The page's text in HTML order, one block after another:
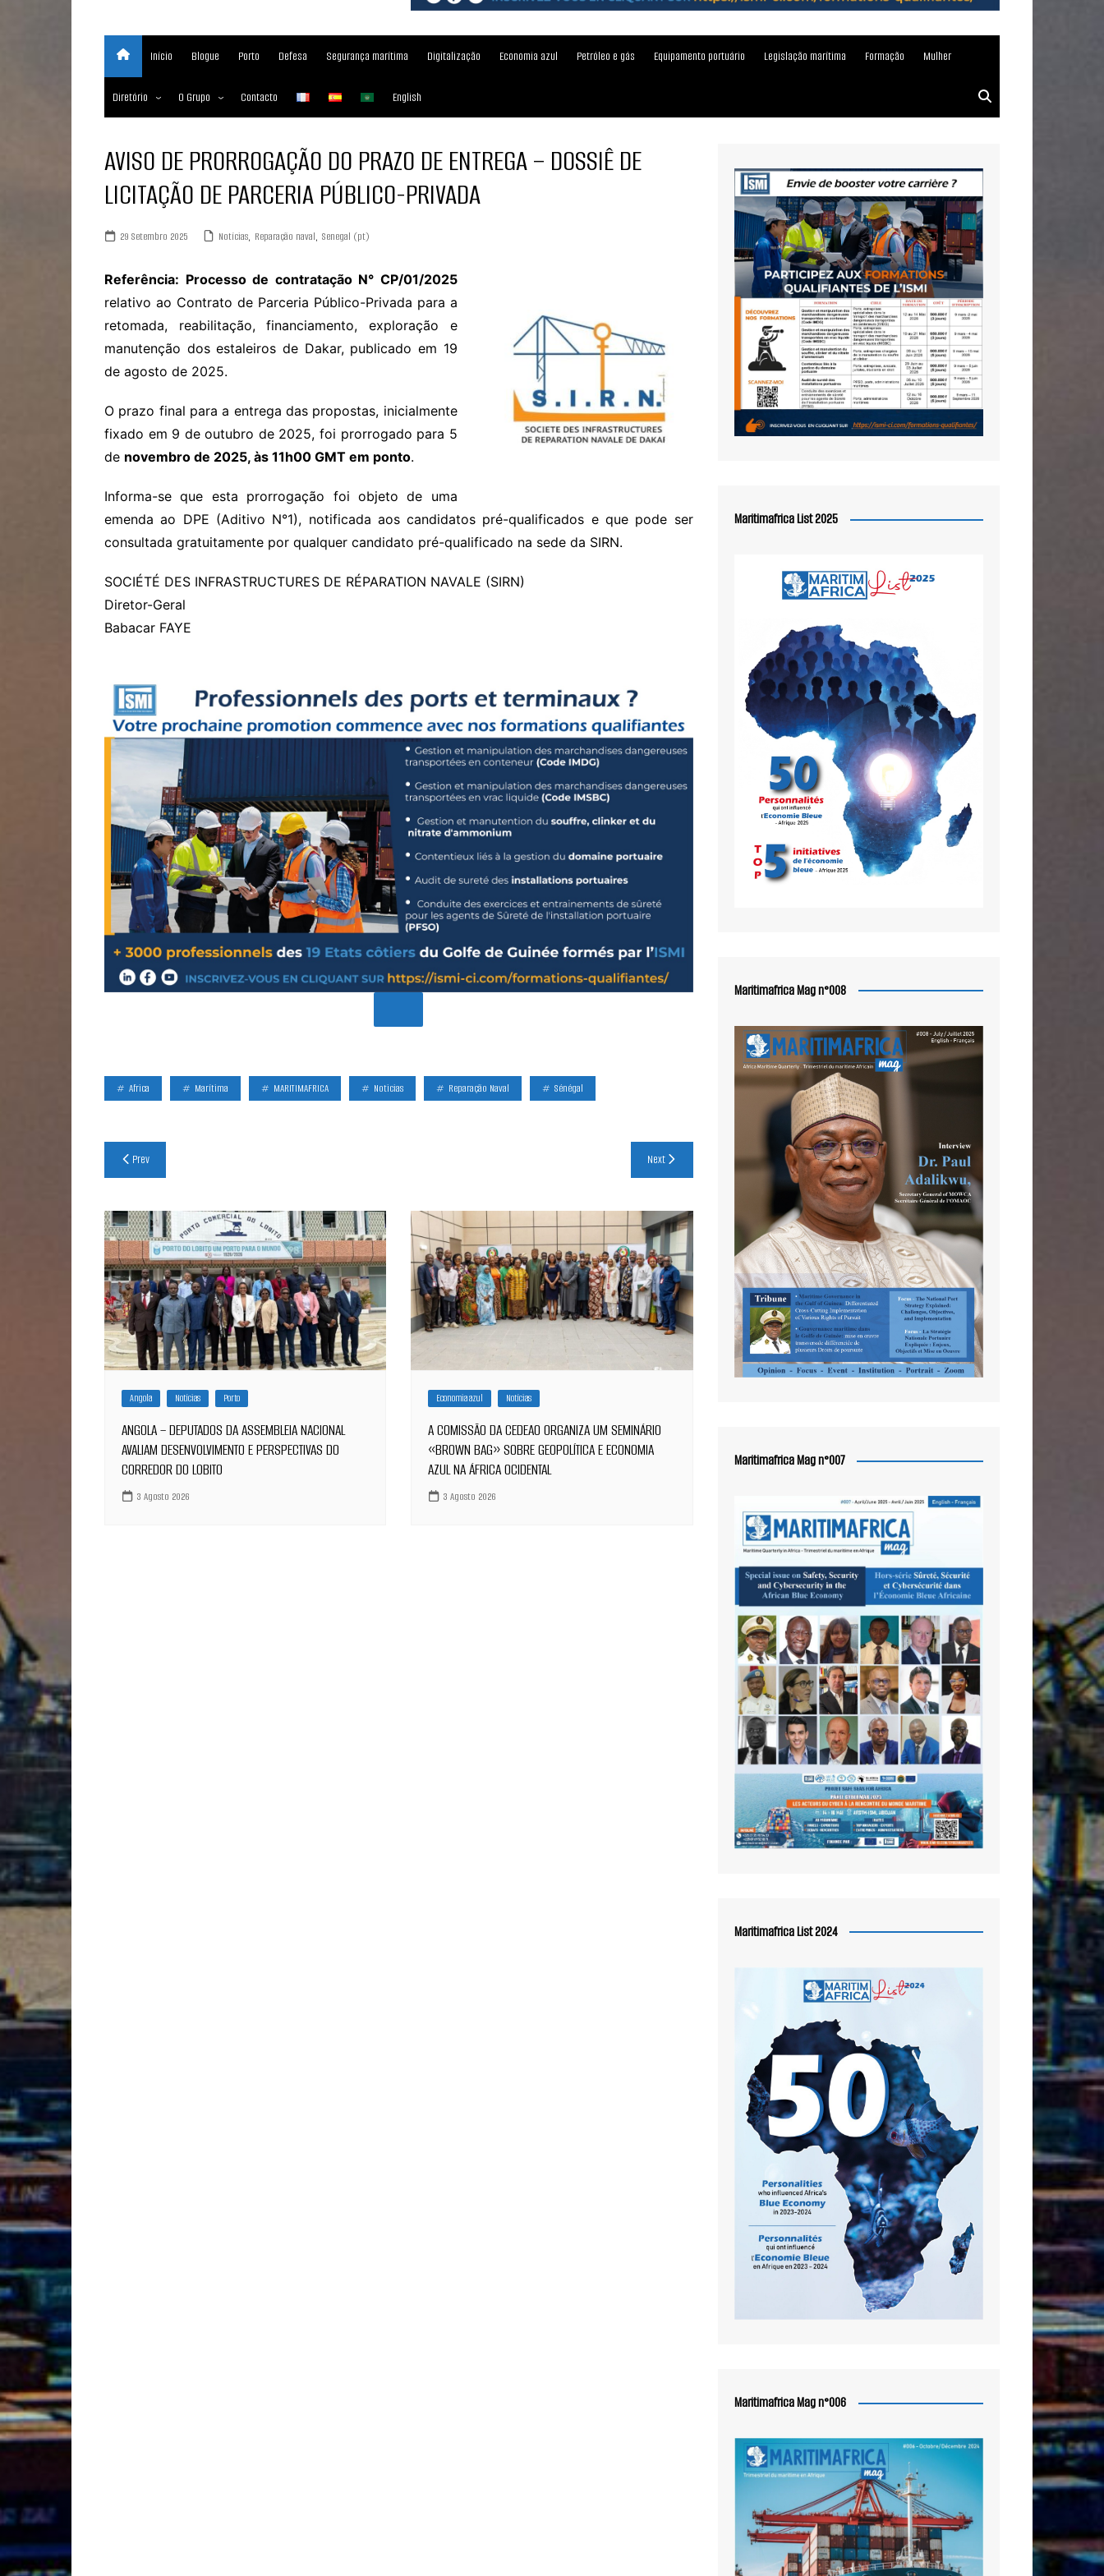
Início Blogue Porto Defesa Segurança marítima Digitalização Economia azul Petróleo e gás Equipamento portuário Legislação marítima Formação Mulher
Diretório O Grupo
Nossos Serviços
Media Partner 2019 – 2023
Contacto English
AVISO DE PRORROGAÇÃO DO PRAZO DE ENTREGA – DOSSIÊ DE
LICITAÇÃO DE PARCERIA PÚBLICO-PRIVADA
29 Setembro 2025 Notícias, Reparação naval, Senegal (pt)
Referência: Processo de contratação N° CP/01/2025
relativo ao Contrato de Parceria Público-Privada para a
retomada, reabilitação, financiamento, exploração e
manutenção dos estaleiros de Dakar, publicado em 19
de agosto de 2025.
O prazo final para a entrega das propostas, inicialmente
fixado em 9 de outubro de 2025, foi prorrogado para 5
de novembro de 2025, às 11h00 GMT em ponto.
Informa-se que esta prorrogação foi objeto de uma
emenda ao DPE (Aditivo N°1), notificada aos candidatos pré-qualificados e que pode ser
consultada gratuitamente por qualquer candidato pré-qualificado na sede da SIRN.
SOCIÉTÉ DES INFRASTRUCTURES DE RÉPARATION NAVALE (SIRN)
Diretor-Geral
Babacar FAYE
Africa Marítima MARITIMAFRICA Noticias Reparação Naval Sénégal
Navegação
de
artigos
Prev Next
Angola Notícias Porto
ANGOLA – DEPUTADOS DA ASSEMBLEIA NACIONAL
AVALIAM DESENVOLVIMENTO E PERSPECTIVAS DO
CORREDOR DO LOBITO
3 Agosto 2026
Economia azul Notícias
A COMISSÃO DA CEDEAO ORGANIZA UM SEMINÁRIO
«BROWN BAG» SOBRE GEOPOLÍTICA E ECONOMIA
AZUL NA ÁFRICA OCIDENTAL
3 Agosto 2026
Maritimafrica List 2025
Maritimafrica Mag n°008
Maritimafrica Mag n°007
Maritimafrica List 2024
Maritimafrica Mag n°006